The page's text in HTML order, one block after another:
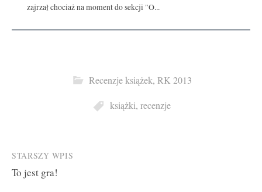
zajrzał chociaż na moment do sekcji "O...
Recenzje książek, RK 2013
książki, recenzje
Post
navigation
STARSZY WPIS
To jest gra!